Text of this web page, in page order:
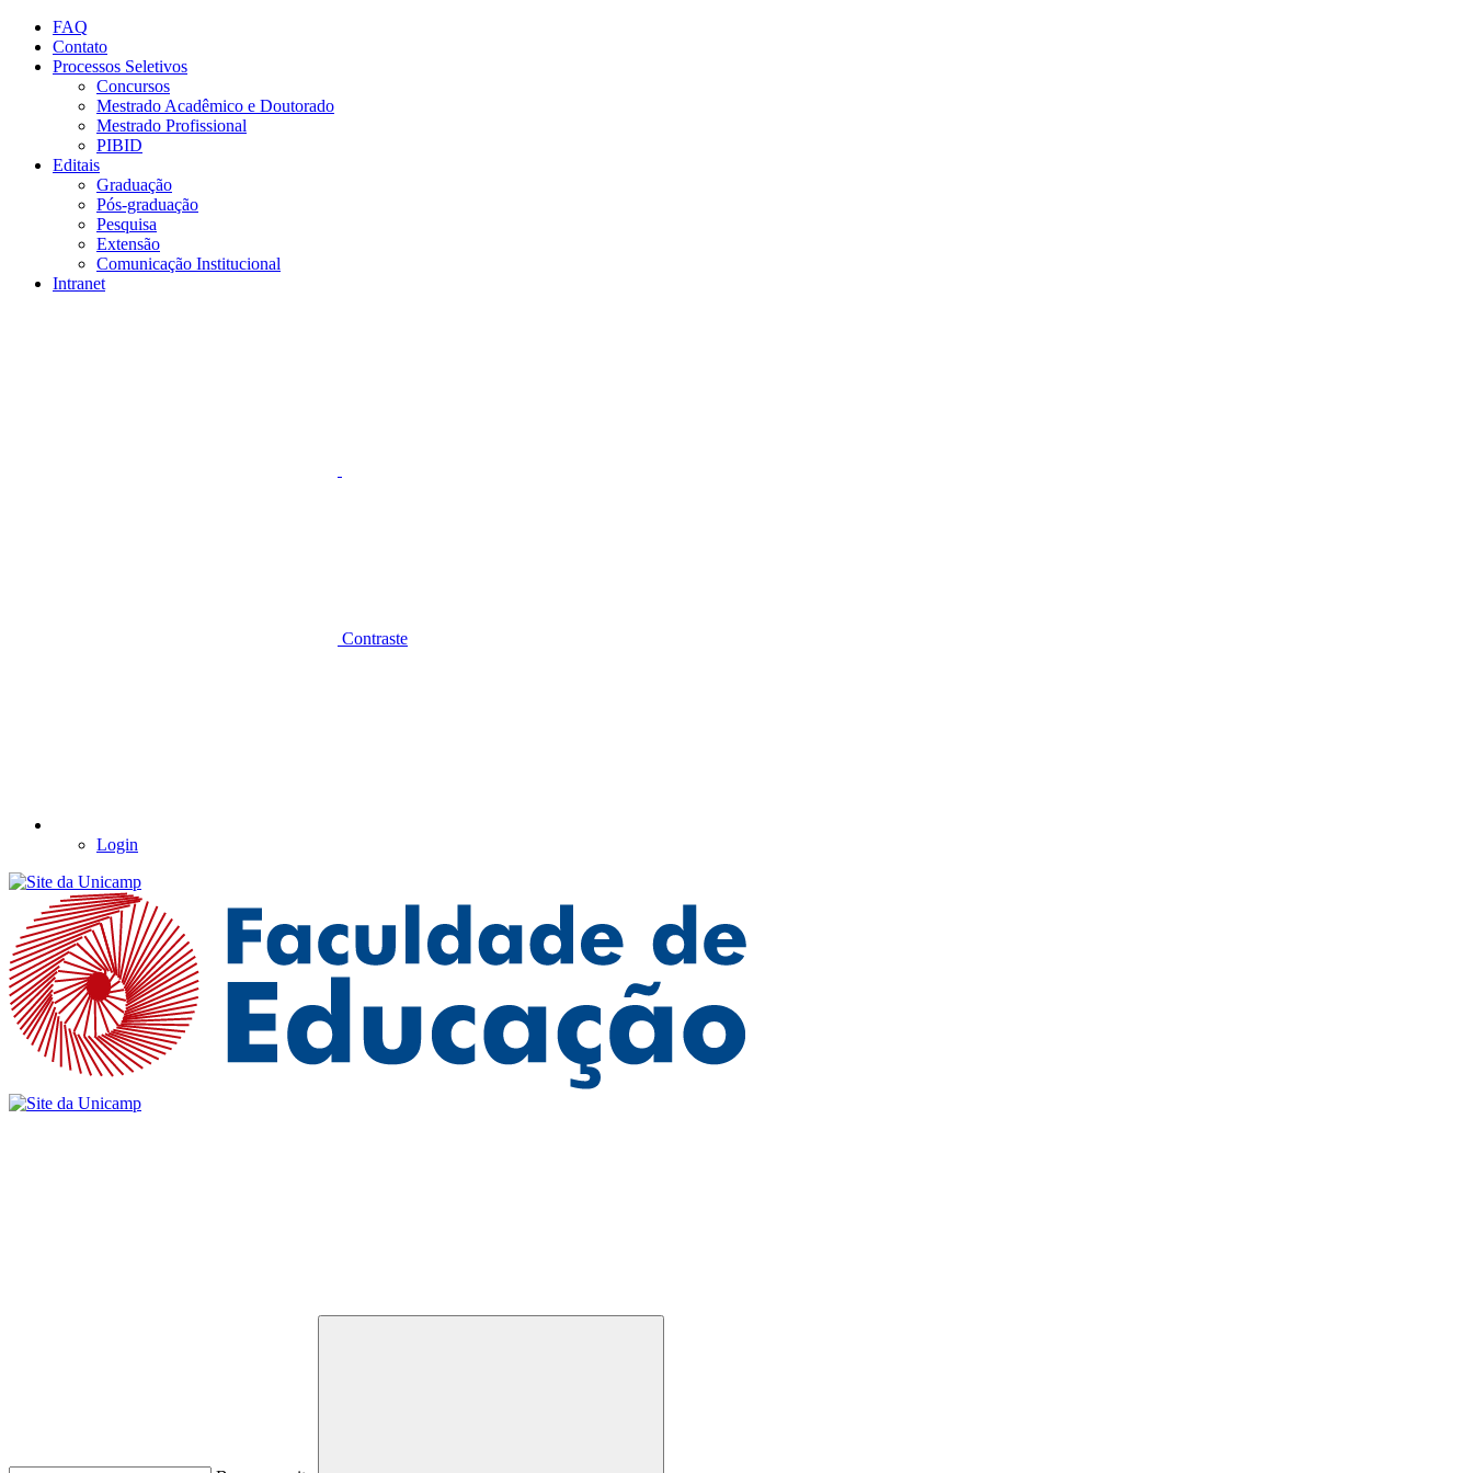
Conteúdo principal
FAQ
Contato
Processos Seletivos
Concursos
Mestrado Acadêmico e Doutorado
Mestrado Profissional
PIBID
Editais
Graduação
Pós-graduação
Pesquisa
Extensão
Comunicação Institucional
Intranet
Contraste
Login